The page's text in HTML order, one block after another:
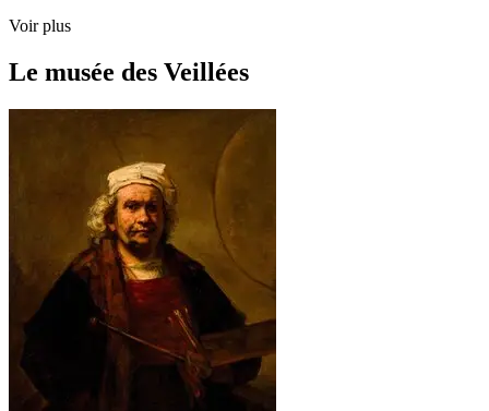
Voir plus
Le musée des Veillées